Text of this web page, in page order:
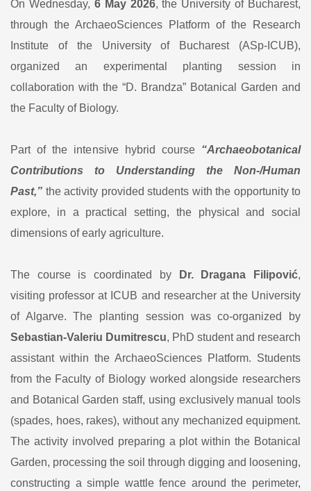
On Wednesday, 6 May 2026, the University of Bucharest,
through the ArchaeoSciences Platform of the Research
Institute of the University of Bucharest (ASp-ICUB),
organized an experimental planting session in
collaboration with the “D. Brandza” Botanical Garden and
the Faculty of Biology.
Part of the intensive hybrid course “Archaeobotanical
Contributions to Understanding the Non-/Human
Past,” the activity provided students with the opportunity to
explore, in a practical setting, the physical and social
dimensions of early agriculture.
The course is coordinated by Dr. Dragana Filipović,
visiting professor at ICUB and researcher at the University
of Algarve. The planting session was co-organized by
Sebastian-Valeriu Dumitrescu, PhD student and research
assistant within the ArchaeoSciences Platform. Students
from the Faculty of Biology worked alongside researchers
and Botanical Garden staff, using exclusively manual tools
(spades, hoes, rakes), without any mechanized equipment.
The activity involved preparing a plot within the Botanical
Garden, processing the soil through digging and loosening,
constructing a simple wattle fence around the perimeter,